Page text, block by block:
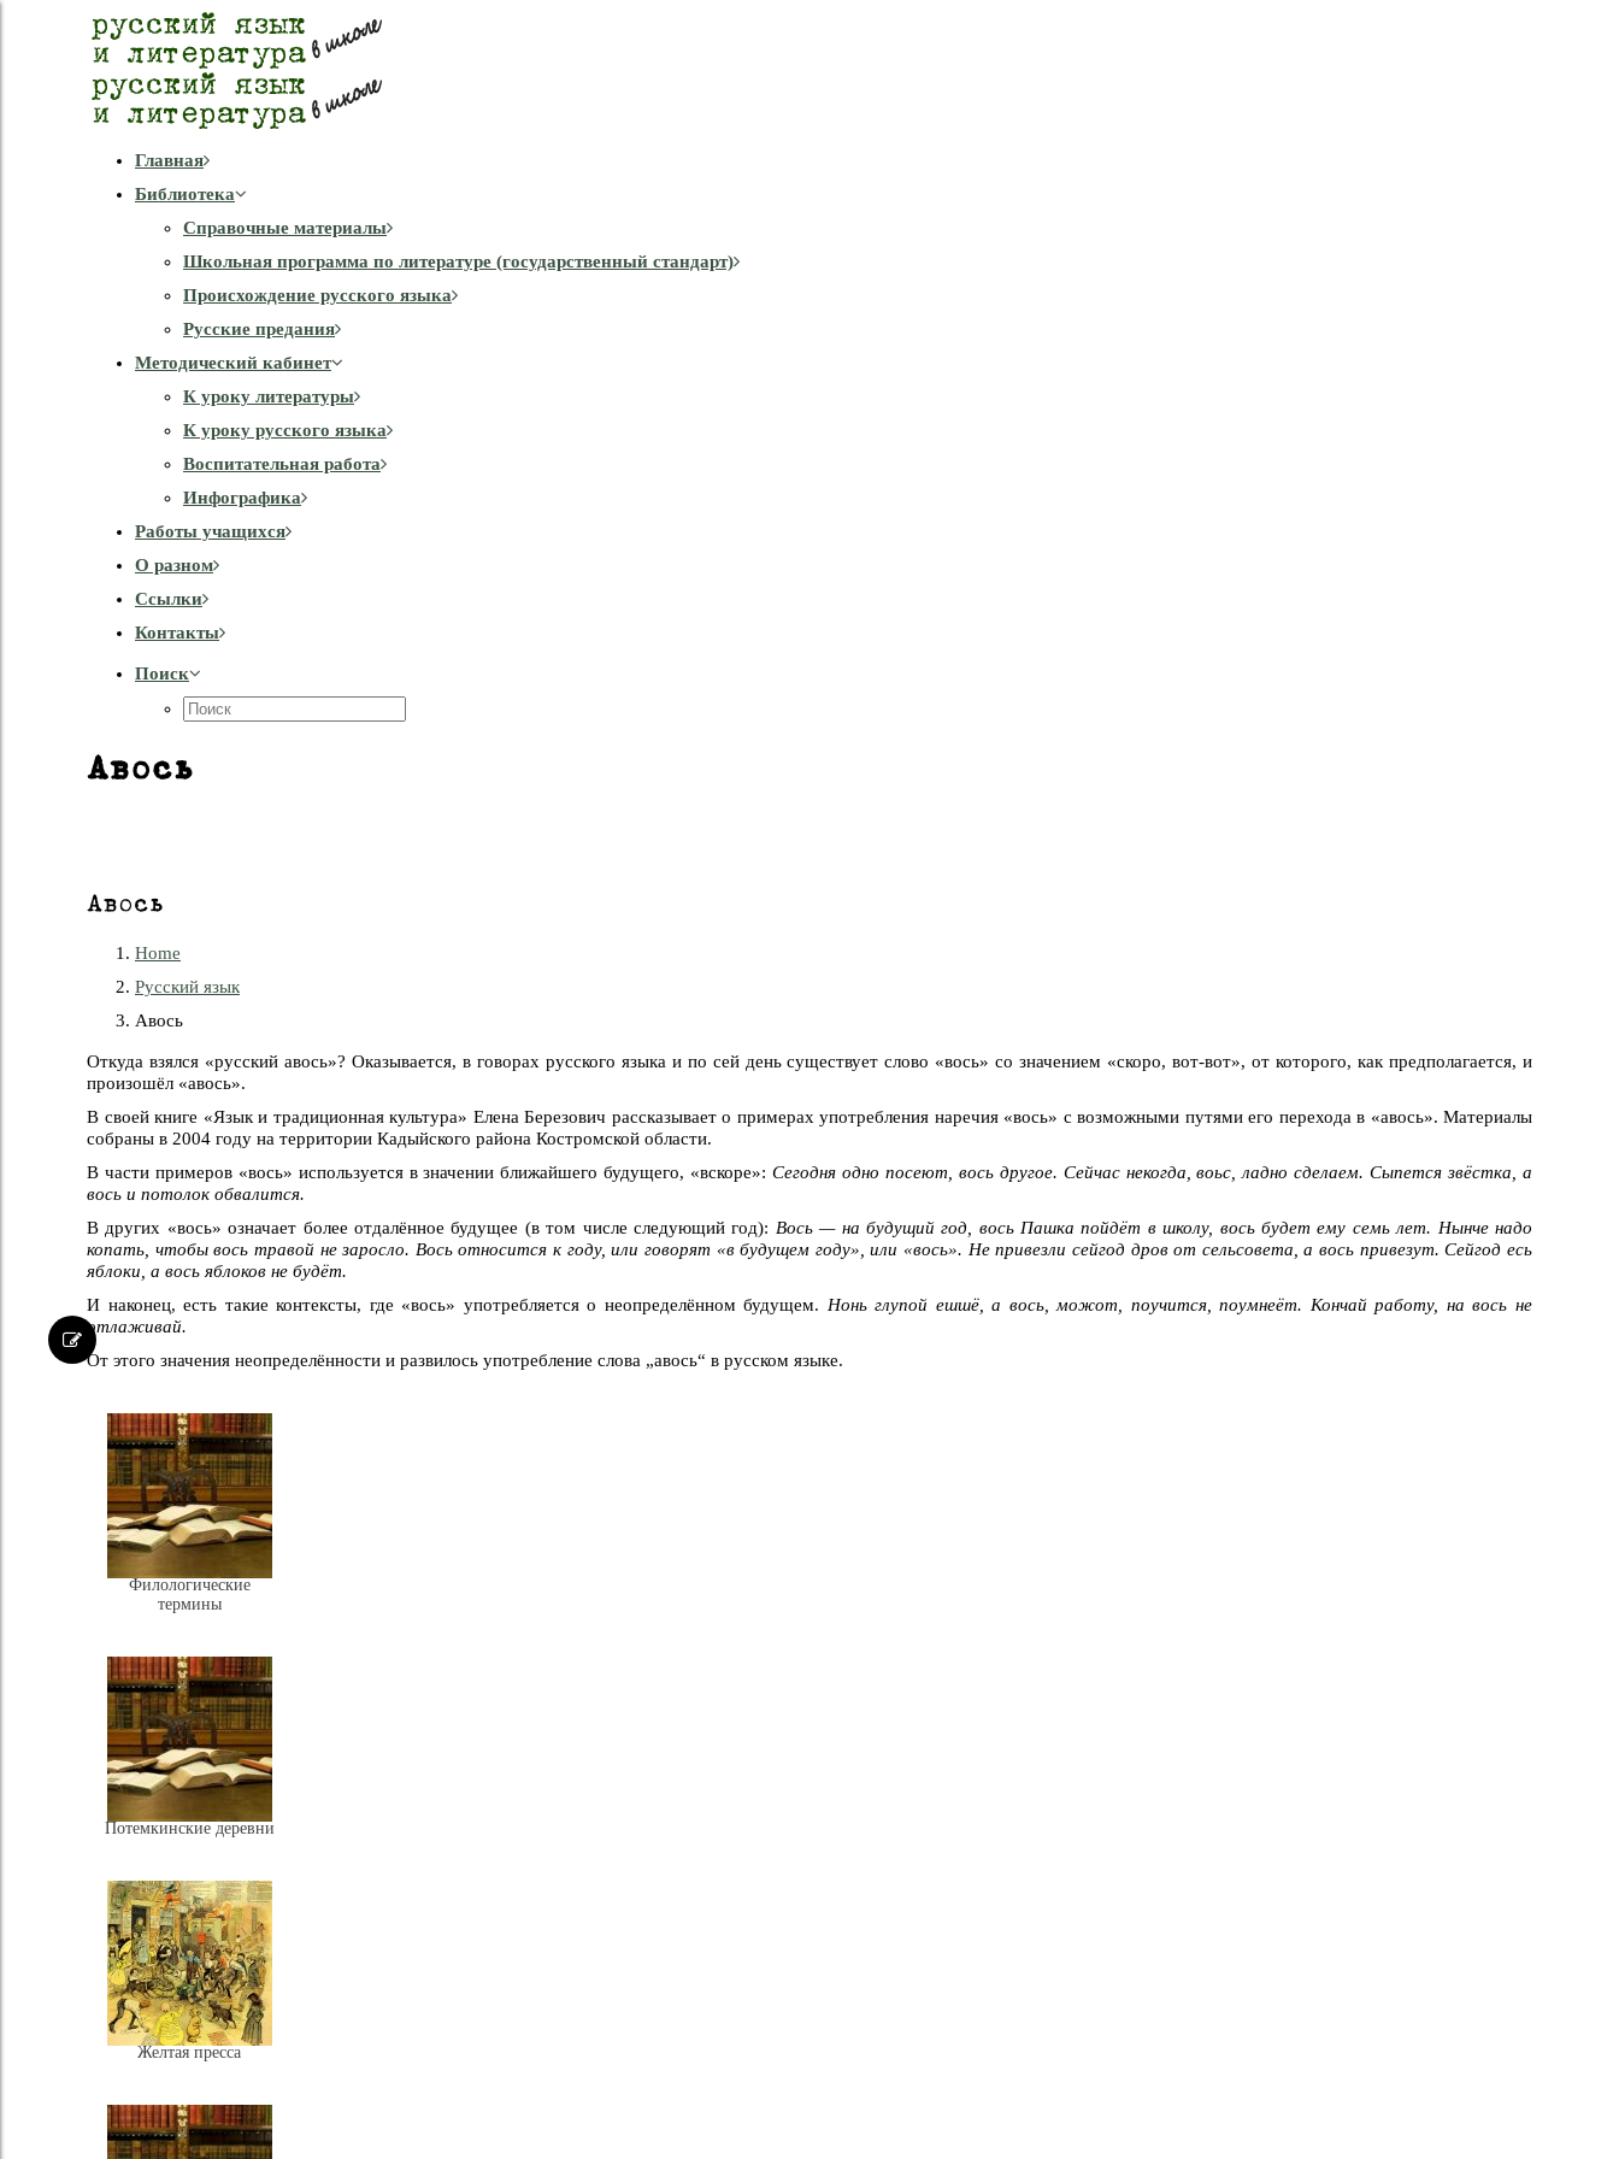
Главная
Библиотека
Справочные материалы
Школьная программа по литературе (государственный стандарт)
Происхождение русского языка
Русские предания
Методический кабинет
К уроку литературы
К уроку русского языка
Воспитательная работа
Инфографика
Работы учащихся
О разном
Cсылки
Контакты
Поиск
Авось
Авось
Home
Русский язык
Авось
Откуда взялся «русский авось»? Оказывается, в говорах русского языка и по сей день существует слово «вось» со значением «скоро, вот-вот», от которого, как предполагается, и
произошёл «авось».
В своей книге «Язык и традиционная культура» Елена Березович рассказывает о примерах употребления наречия «вось» с возможными путями его перехода в «авось». Материалы
собраны в 2004 году на территории Кадыйского района Костромской области.
В части примеров «вось» используется в значении ближайшего будущего, «вскоре»:Сегодня одно посеют, вось другое. Сейчас некогда, воьс, ладно сделаем. Сыпется звёстка, а
вось и потолок обвалится.
В других «вось» означает более отдалённое будущее (в том числе следующий год): Вось — на будущий год, вось Пашка пойдёт в школу, вось будет ему семь лет. Нынче надо
копать, чтобы вось травой не заросло. Вось относится к году, или говорят «в будущем году», или «вось». Не привезли сейгод дров от сельсовета, а вось привезут. Сейгод есь
яблоки, а вось яблоков не будёт.
И наконец, есть такие контексты, где «вось» употребляется о неопределённом будущем. Нонь глупой ешшё, а вось, можот, поучится, поумнеёт. Кончай работу, на вось не
отлаживай.
От этого значения неопределённости и развилось употребление слова „авось“ в русском языке.
Филологические
термины
Потемкинские деревни
Желтая пресса